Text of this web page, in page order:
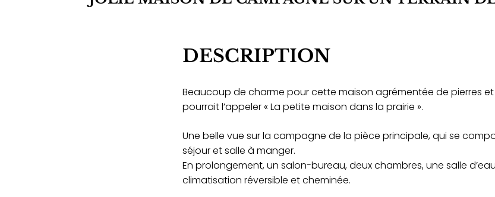
DESCRIPTION
Beaucoup de charme pour cette maison agrémentée de pierres
pourrait l’appeler « La petite maison dans la prairie ».
Une belle vue sur la campagne de la pièce principale, qui se
séjour et salle à manger.
En prolongement, un salon-bureau, deux chambres, une salle
climatisation réversible et cheminée.